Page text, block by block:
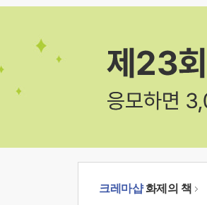
크레마샵화제의 책